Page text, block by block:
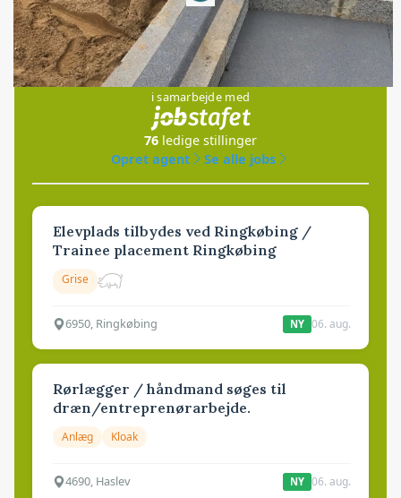
Jobs
i samarbejde med
76 ledige stillinger
Opret agent
Se alle jobs
Elevplads tilbydes ved Ringkøbing /
Trainee placement Ringkøbing
Grise
6950, Ringkøbing NY 06. aug.
Rørlægger / håndmand søges til
dræn/entreprenørarbejde.
Anlæg Kloak
4690, Haslev NY 06. aug.